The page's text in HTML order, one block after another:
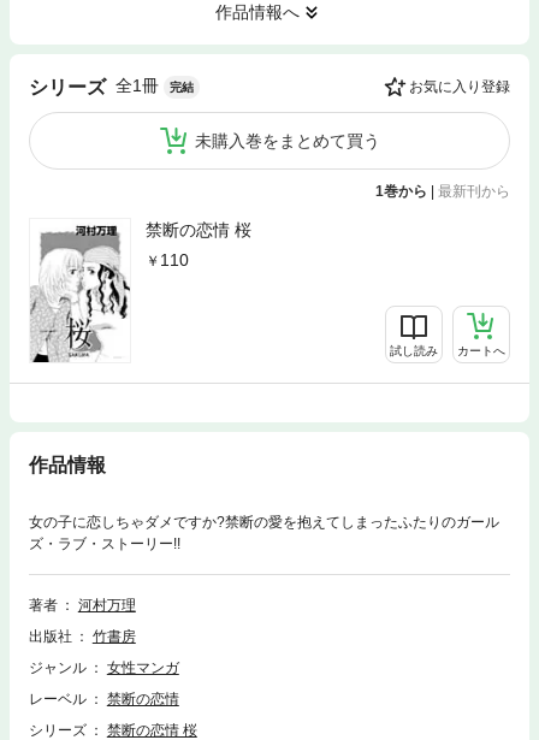
作品情報へ
シリーズ 全1冊 完結 お気に入り登録
未購入巻をまとめて買う
1巻から | 最新刊から
禁断の恋情 桜
110
試し読み カートへ
作品情報
女の子に恋しちゃダメですか?禁断の愛を抱えてしまったふたりのガール
ズ・ラブ・ストーリー!!
著者
河村万理
出版社
竹書房
ジャンル
女性マンガ
レーベル
禁断の恋情
シリーズ
禁断の恋情 桜